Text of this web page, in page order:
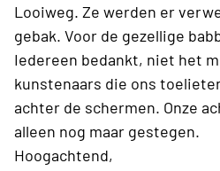
Looiweg. Ze werden er
gebak. Voor de gezellige
Iedereen bedankt, niet het
kunstenaars die ons
achter de schermen. Onze
alleen nog maar gestegen.
Hoogachtend,